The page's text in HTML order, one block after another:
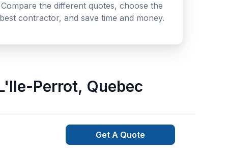
Compare the different quotes, choose the
best contractor, and save time and money.
Perrot, Quebec
Get A Quote